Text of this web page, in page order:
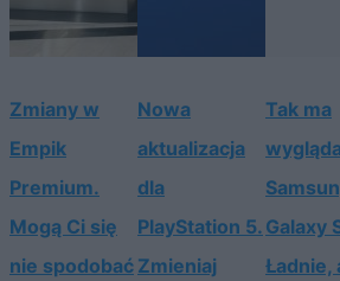
Zmiany w
Empik
Premium.
Mogą Ci się
nie spodobać
Nowa
aktualizacja
dla
PlayStation 5.
Zmieniaj
Tak ma
Galaxy
Ładnie,